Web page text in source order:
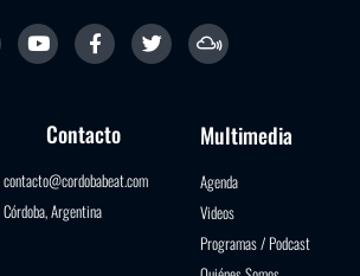
Contacto
contacto@cordobabeat.com
Córdoba, Argentina
Multimedia
Agenda
Videos
Programas / Podcast